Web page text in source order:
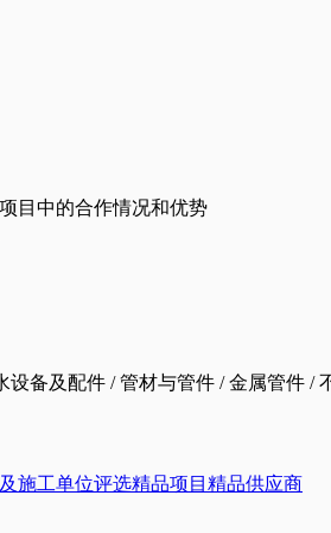
目中的合作情况和优势
设备及配件 / 管材与管件 / 金属管件 /
施工单位评选精品项目 精品供应商